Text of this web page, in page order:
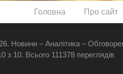
Головна Про сайт
Новини – Аналітика –
з 10. Всього 111378 переглядів